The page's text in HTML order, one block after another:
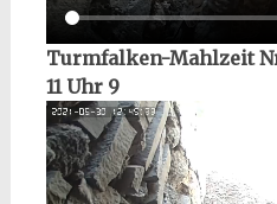
Turmfalken-Mahlzeit
11 Uhr 9